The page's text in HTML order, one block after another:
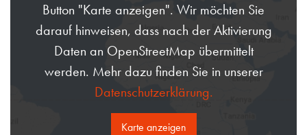
Button "Karte anzeigen". Wir möchten Sie
darauf hinweisen, dass nach der Aktivierung
Daten an OpenStreetMap übermittelt
werden. Mehr dazu finden Sie in unserer
Datenschutzerklärung.
Karte anzeigen